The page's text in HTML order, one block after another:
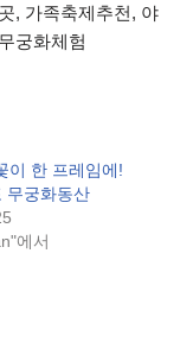
, 가족축제추천, 야
궁화체험
이 한 프레임에!
무궁화동산
에서